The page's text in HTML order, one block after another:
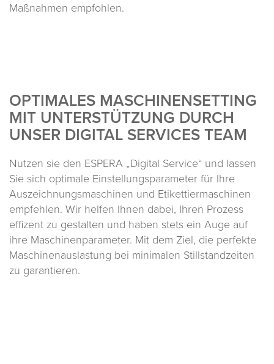
Maßnahmen empfohlen.
OPTIMALES MASCHINEN­­SETTING
MIT UNTER­­STÜTZUNG DURCH
UNSER DIGITAL SERVICES TEAM
Nutzen sie den ESPERA „Digital Service“ und lassen
Sie sich optimale Einstellungsparameter für Ihre
Auszeichnungsmaschinen und Etikettiermaschinen
empfehlen. Wir helfen Ihnen dabei, Ihren Prozess
effizent zu gestalten und haben stets ein Auge auf
ihre Maschinenparameter. Mit dem Ziel, die perfekte
Maschinenauslastung bei minimalen Stillstandzeiten
zu garantieren.